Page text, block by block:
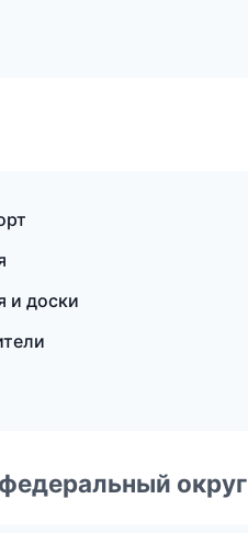
и доски
округ